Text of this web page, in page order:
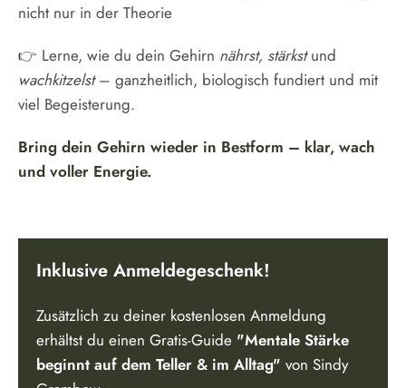
nicht nur in der Theorie
👉 Lerne, wie du dein Gehirn nährst, stärkstund
wachkitzelst– ganzheitlich, biologisch fundiert und mit
viel Begeisterung.
Bring dein Gehirn wieder in Bestform – klar, wach
und voller Energie.
Inklusive Anmeldegeschenk!
Zusätzlich zu deiner kostenlosen Anmeldung
erhältst du einen Gratis-Guide "Mentale Stärke
beginnt auf dem Teller & im Alltag" von Sindy